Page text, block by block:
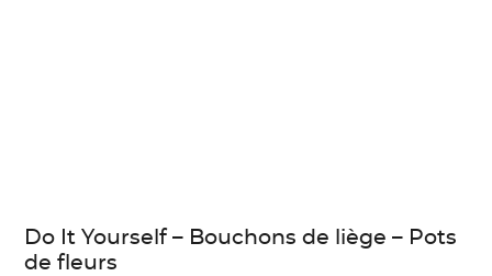
Do It Yourself – Bouchons de liège – Pots
de fleurs